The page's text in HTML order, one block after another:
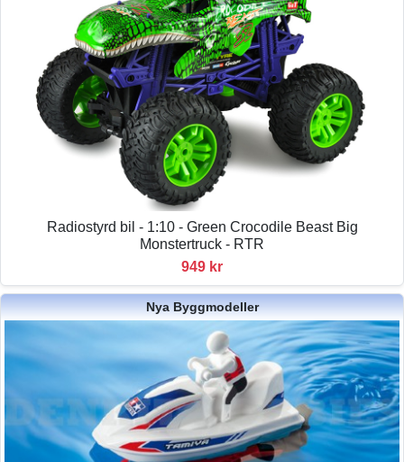
Radiostyrd bil - 1:10 - Green Crocodile Beast Big
Monstertruck - RTR
949 kr
Nya Byggmodeller